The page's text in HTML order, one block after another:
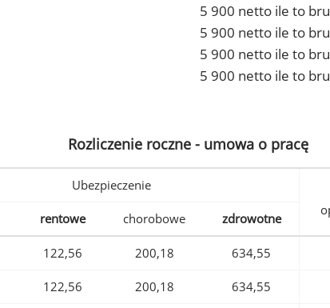
5 900 netto ile to
5 900 netto ile to
5 900 netto ile to
5 900 netto ile to
Rozliczenie roczne - umowa o pracę
Ubezpieczenie
rentowe chorobowe zdrowotne
122,56 200,18 634,55
122,56 200,18 634,55